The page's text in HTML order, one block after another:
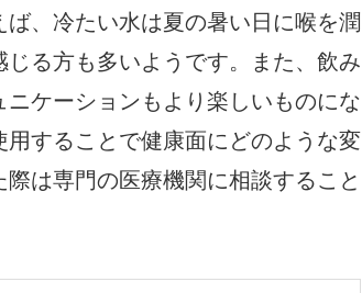
、冷たい水は夏の暑い日に喉を潤
る方も多いようです。また、飲み
ケーションもより楽しいものにな
することで健康面にどのような変
は専門の医療機関に相談すること